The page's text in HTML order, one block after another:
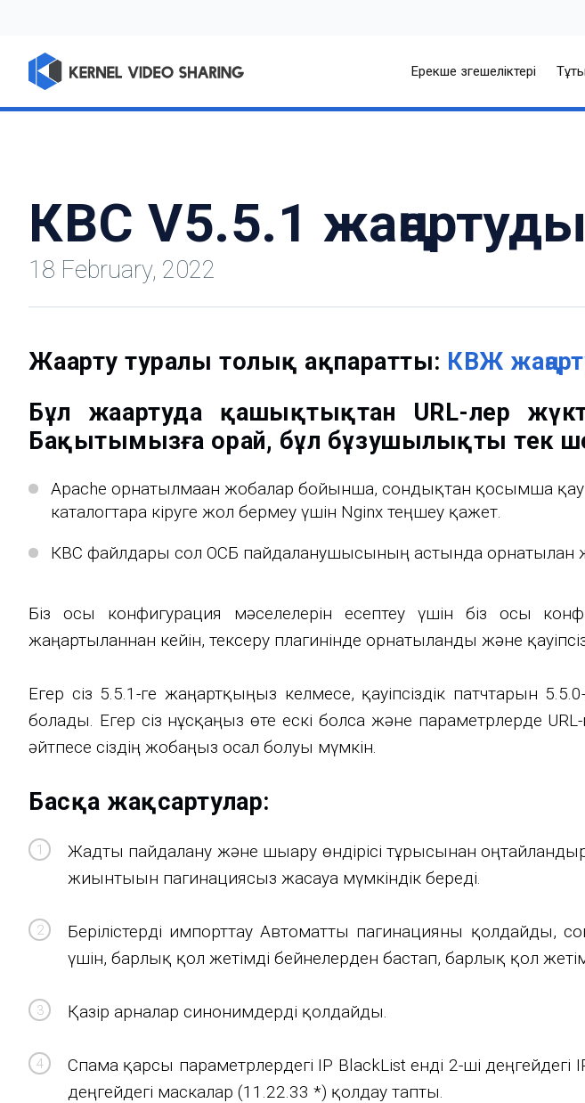
Ерекше өзгешеліктері
КВС V5.5.1
18 February, 2022
Жаңарту туралы толық ақпаратты: КВЖ
Бұл жаңартуда қашықтықтан URL-лер
Бақытымызға орай, бұл бұзушылықты тек
Apache орнатылмаған жобалар бойынша, сондықтан қосымша
каталогтарға кіруге жол бермеу үшін Nginx теңшеу қажет.
КВС файлдары сол ОСБ пайдаланушысының астында орнатылған
Біз осы конфигурация мәселелерін есептеу үшін біз осы
жаңартылғаннан кейін, тексеру плагинінде орнатылғанды ​​және
Егер сіз 5.5.1-ге жаңартқыңыз келмесе, қауіпсіздік патчтарын
болады. Егер сіз нұсқаңыз өте ескі болса және параметрлерде
әйтпесе сіздің жобаңыз осал болуы мүмкін.
Басқа жақсартулар:
Жадты пайдалану және шығару өндірісі тұрғысынан
жиынтығын пагинациясыз жасауға мүмкіндік береді.
Берілістерді импорттау Автоматты пагинацияны қолдайды,
үшін, барлық қол жетімді бейнелерден бастап, барлық қол
Қазір арналар синонимдерді қолдайды.
Спамға қарсы параметрлердегі IP BlackList енді 2-ші
деңгейдегі маскалар (11.22.33 *) қолдау тапты.